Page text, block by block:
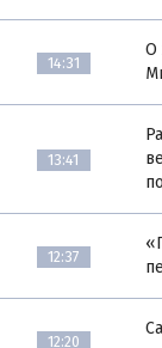
14:31
О
13:41
12:37
12:20